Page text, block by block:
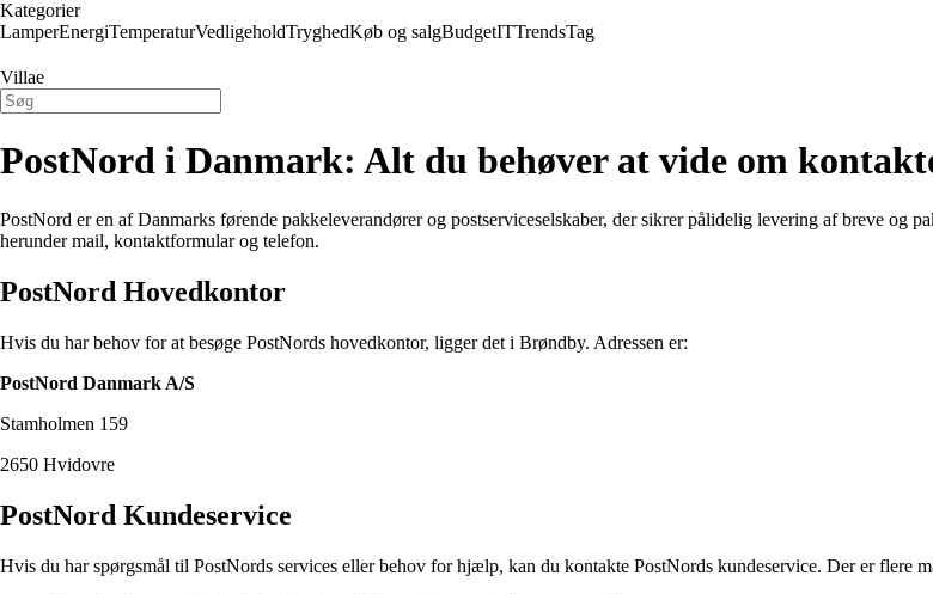
Kategorier
LamperEnergiTemperaturVedligeholdTryghedKøb og salgBudgetITTrendsTag
Villae
PostNord i Danmark: Alt du behøver at vide om
PostNord er en af Danmarks førende pakkeleverandører og postserviceselskaber, der sikrer pålidelig levering af breve og
herunder mail, kontaktformular og telefon.
PostNord Hovedkontor
Hvis du har behov for at besøge PostNords hovedkontor, ligger det i Brøndby. Adressen er:
PostNord Danmark A/S
Stamholmen 159
2650 Hvidovre
PostNord Kundeservice
Hvis du har spørgsmål til PostNords services eller behov for hjælp, kan du kontakte PostNords kundeservice. Der er flere